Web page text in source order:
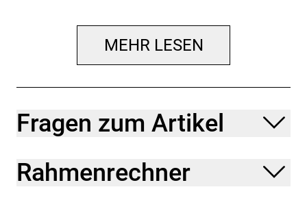
viel Spaß wie möglich haben willst. Du weißt, dass
dir die zusätzliche Power eines E-Bikes dabei hilft,
und mit der neuesten E-Bike-Technologie
ausgestattet ist.
Einen Rahmen aus Alpha Smooth Aluminium mit
Lowstep-Geometrie, einen 8fach-Antrieb von
MEHR LESEN
Fragen zum Artikel
Rahmenrechner